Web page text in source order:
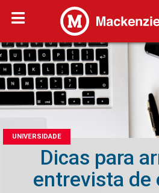
UNIVERSIDADE
Dicas para
entrevista de